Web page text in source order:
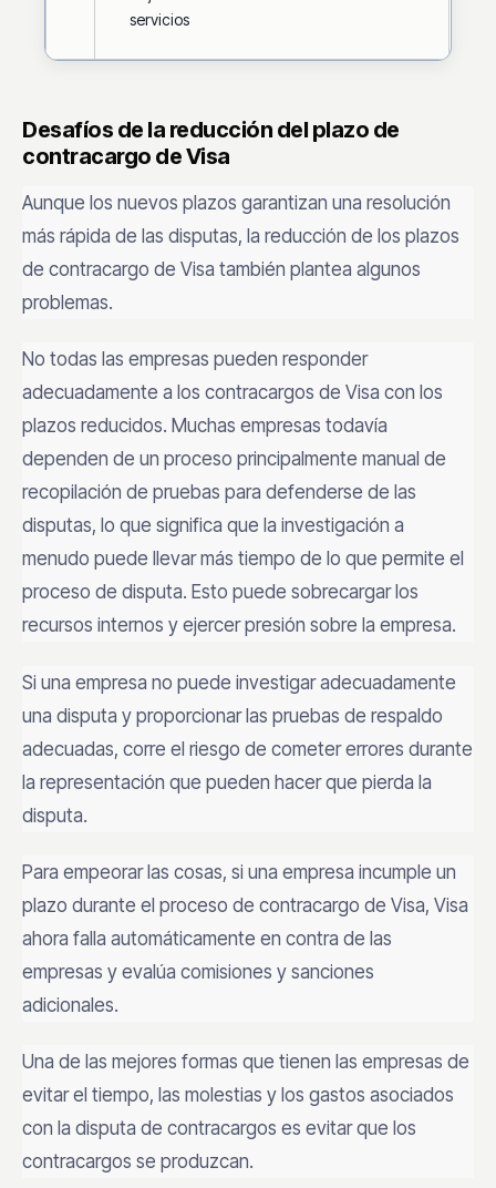
servicios
Desafíos de la reducción del plazo de
contracargo de Visa
Aunque los nuevos plazos garantizan una resolución
más rápida de las disputas, la reducción de los plazos
de contracargo de Visa también plantea algunos
problemas.
No todas las empresas pueden responder
adecuadamente a los contracargos de Visa con los
plazos reducidos. Muchas empresas todavía
dependen de un proceso principalmente manual de
recopilación de pruebas para defenderse de las
disputas, lo que significa que la investigación a
menudo puede llevar más tiempo de lo que permite el
proceso de disputa. Esto puede sobrecargar los
recursos internos y ejercer presión sobre la empresa.
Si una empresa no puede investigar adecuadamente
una disputa y proporcionar las pruebas de respaldo
adecuadas, corre el riesgo de cometer errores durante
la representación que pueden hacer que pierda la
disputa.
Para empeorar las cosas, si una empresa incumple un
plazo durante el proceso de contracargo de Visa, Visa
ahora falla automáticamente en contra de las
empresas y evalúa comisiones y sanciones
adicionales.
Una de las mejores formas que tienen las empresas de
evitar el tiempo, las molestias y los gastos asociados
con la disputa de contracargos es evitar que los
contracargos se produzcan.